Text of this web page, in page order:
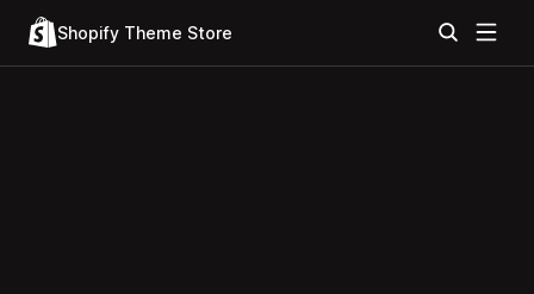
Shopify Theme Store